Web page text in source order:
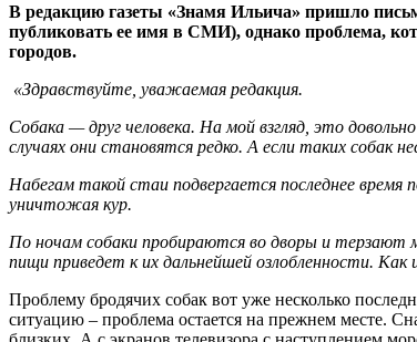
В редакцию газеты «Знамя Ильича» пришло
публиковать ее имя в СМИ), однако проблема,
городов.
«Здравствуйте, уважаемая редакция.
Собака — друг человека. На мой взгляд, это
случаях они становятся редко. А если таких
Набегам такой стаи подвергается последнее
уничтожая кур.
По ночам собаки пробираются во дворы и терзают
пищи приведет к их дальнейшей озлобленности.
Проблему бродячих собак вот уже несколько
ситуацию – проблема остается на прежнем месте.